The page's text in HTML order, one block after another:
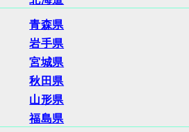
青森県
岩手県
宮城県
秋田県
山形県
福島県